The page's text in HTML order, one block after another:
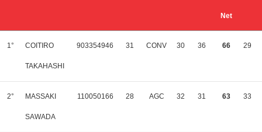
Net
1° COITIRO
TAKAHASHI
903354946 31 CONV 30 36 66 29
2° MASSAKI
SAWADA
110050166 28 AGC 32 31 63 33